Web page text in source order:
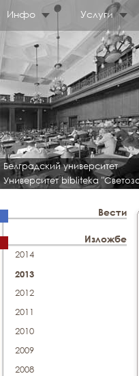
Инфо Услуги
Белградский университет
Университет bibliteka
Вести
Изложбе
2014
2013
2012
2011
2010
2009
2008